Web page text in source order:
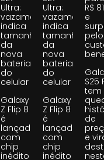
Ultra:
vazamento
indica
tamanho
da
nova
bateria
do
celular
Galaxy
Z Flip 8
é
lançado
com
chip
inédito
Ultra:
vazamento
indica
tamanho
da
nova
bateria
do
celular
Galaxy
Z Flip 8
é
lançado
com
chip
inédito
R$
e
pelo
S25
tem
de
e